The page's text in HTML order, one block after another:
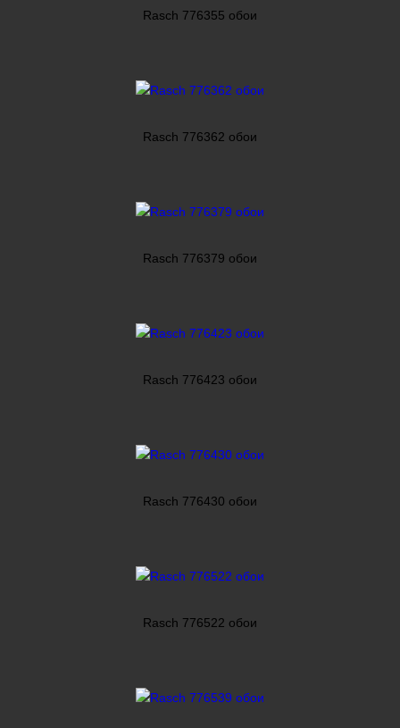
Rasch 776355 обои
Rasch 776362 обои
Rasch 776379 обои
Rasch 776423 обои
Rasch 776430 обои
Rasch 776522 обои